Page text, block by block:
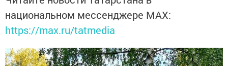
национальном мессенджере MАХ:
https://max.ru/tatmedia